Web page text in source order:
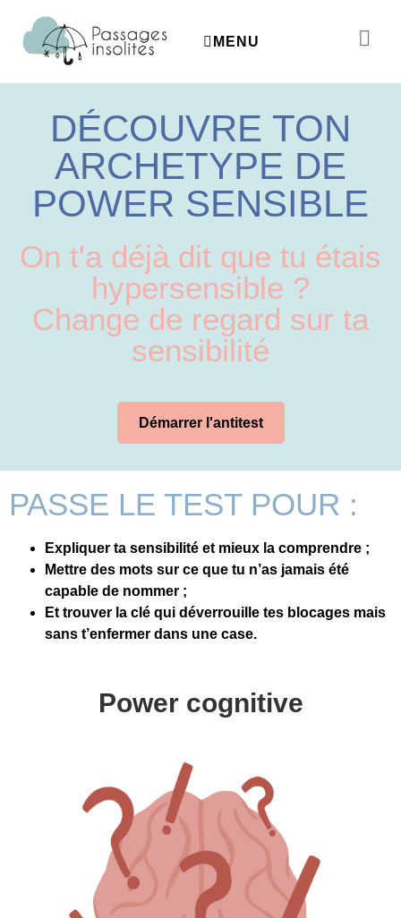
MENU
DÉCOUVRE TON
ARCHETYPE DE
POWER SENSIBLE
On t'a déjà dit que tu étais
hypersensible ?
Change de regard sur ta
sensibilité
Démarrer l'antitest
PASSE LE TEST POUR :
Expliquer ta sensibilité et mieux la comprendre ;
Mettre des mots sur ce que tu n’as jamais été
capable de nommer ;
Et trouver la clé qui déverrouille tes blocages mais
sans t’enfermer dans une case.
Power cognitive